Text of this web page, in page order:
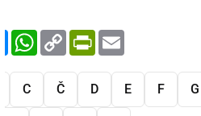
Messenger
WhatsApp
Copy
Link
PrintFriendly
C Č D E F G